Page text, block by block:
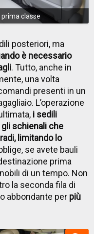
classe
posteriori, ma
è necessario
. Tutto, anche in
una volta
presenti in un
L’operazione
i sedili
schienali che
limitando lo
se avete bauli
prima
di un tempo. Non
la seconda fila di
abbondante per più